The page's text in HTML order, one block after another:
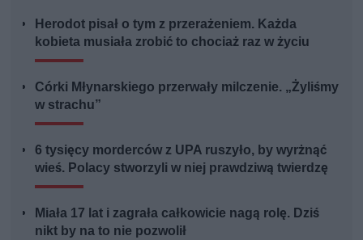
Herodot pisał o tym z przerażeniem. Każda
kobieta musiała zrobić to chociaż raz w życiu
Córki Młynarskiego przerwały milczenie. „Żyliśmy
w strachu”
6 tysięcy morderców z UPA ruszyło, by wyrżnąć
wieś. Polacy stworzyli w niej prawdziwą twierdzę
Miała 17 lat i zagrała całkowicie nagą rolę. Dziś
nikt by na to nie pozwolił